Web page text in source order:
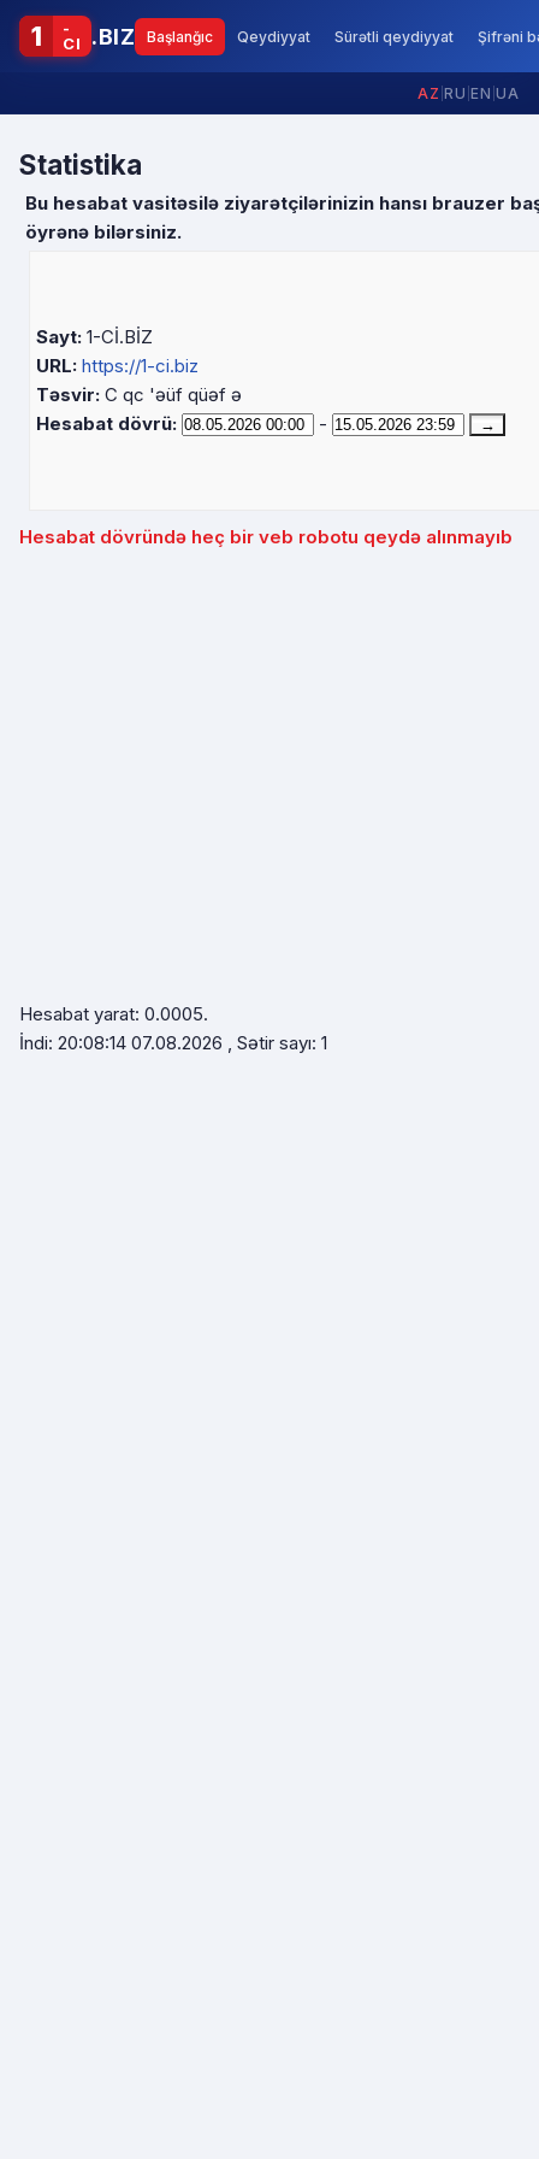
1
-
CI
.BIZ Başlanğıc Qeydiyyat Sürətli qeydiyyat Şifrəni
AZ RU EN UA
Statistika
Bu hesabat vasitəsilə ziyarətçilərinizin hansı brauzer
öyrənə bilərsiniz.
Sayt: 1-Cİ.BİZ
URL: https://1-ci.biz
Təsvir: C qc 'əüf qüəf ə
Hesabat dövrü:
-
Hesabat dövründə heç bir veb robotu qeydə alınmayıb
Hesabat yarat: 0.0005.
İndi: 20:08:14 07.08.2026 , Sətir sayı: 1